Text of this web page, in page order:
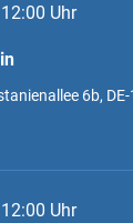
Uhr
6b,
Uhr